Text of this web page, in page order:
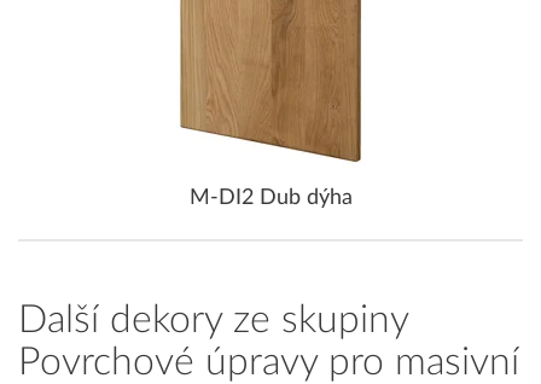
M-DI2 Dub dýha
Další dekory ze skupiny
Povrchové úpravy pro masivní